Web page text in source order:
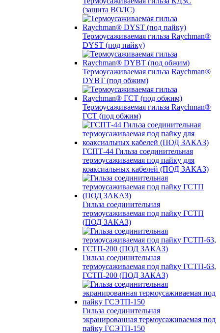
(защита ВОЛС)
Термоусаживаемая гильза Raychman®
DYST (под пайку)
Термоусаживаемая гильза Raychman®
DYBT (под обжим)
Термоусаживаемая гильза Raychman®
ГСТ (под обжим)
ГСПТ-44 Гильза соединительная
термоусаживаемая под пайку для
коаксиальных кабелей (ПОД ЗАКАЗ)
Гильза соединительная
термоусаживаемая под пайку ГСТП
(ПОД ЗАКАЗ)
Гильза соединительная
термоусаживаемая под пайку ГСТП-63,
ГСТП-200 (ПОД ЗАКАЗ)
Гильза соединительная
экранированная термоусаживаемая под
пайку ГСЭТП-150